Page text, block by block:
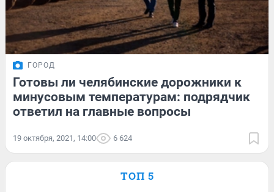
ГОРОД
Готовы ли челябинские дорожники к
минусовым температурам: подрядчик
ответил на главные вопросы
19 октября, 2021, 14:00 6 624
ТОП 5